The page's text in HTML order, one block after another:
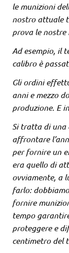
le munizioni
nostro attuale
prova le
Ad esempio, il
calibro è
Gli ordini
anni e mezzo
produzione. E
Si tratta di una
affrontare
per fornire un
era quello di
ovviamente, a
farlo:
fornire
tempo
proteggere e
centimetro del